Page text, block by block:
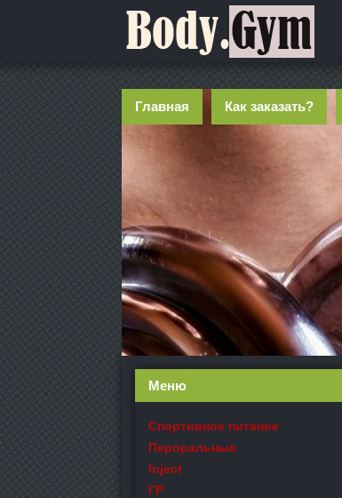
Главная Как заказать?
Меню
Спортивное питание
Пероральные
Inject
ГР